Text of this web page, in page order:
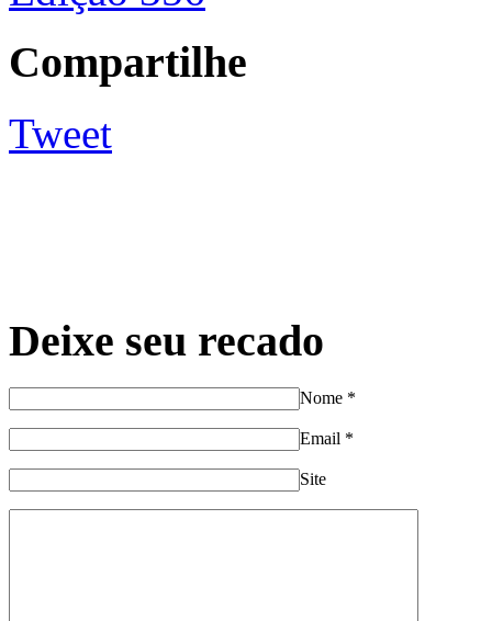
Compartilhe
Tweet
Deixe seu recado
Nome *
Email *
Site